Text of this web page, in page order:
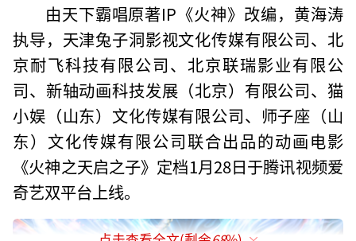
由天下霸唱原著IP《火神》改编，黄海涛
执导，天津兔子洞影视文化传媒有限公司、北
京耐飞科技有限公司、北京联瑞影业有限公
司、新轴动画科技发展（北京）有限公司、猫
小娱（山东）文化传媒有限公司、师子座（山
东）文化传媒有限公司联合出品的动画电影
《火神之天启之子》定档1月28日于腾讯视频爱
奇艺双平台上线。